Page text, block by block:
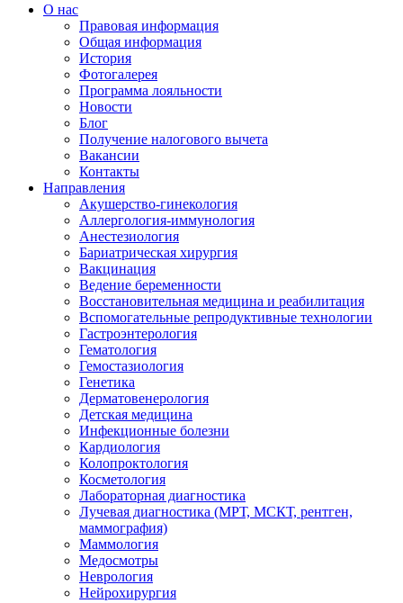
О нас
Правовая информация
Общая информация
История
Фотогалерея
Программа лояльности
Новости
Блог
Получение налогового вычета
Вакансии
Контакты
Направления
Акушерство-гинекология
Аллергология-иммунология
Анестезиология
Бариатрическая хирургия
Вакцинация
Ведение беременности
Восстановительная медицина и реабилитация
Вспомогательные репродуктивные технологии
Гастроэнтерология
Гематология
Гемостазиология
Генетика
Дерматовенерология
Детская медицина
Инфекционные болезни
Кардиология
Колопроктология
Косметология
Лабораторная диагностика
Лучевая диагностика (МРТ, МСКТ, рентген,
маммография)
Маммология
Медосмотры
Неврология
Нейрохирургия